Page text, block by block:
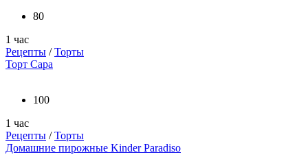
80
1 час
Рецепты /Торты
Торт Сара
100
1 час
Рецепты /Торты
Домашние пирожные Kinder Paradiso